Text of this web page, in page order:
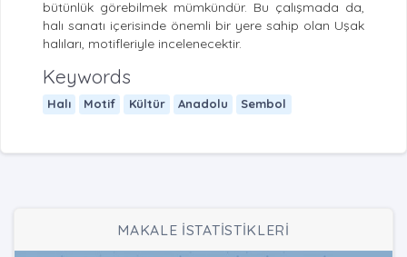
bütünlük görebilmek mümkündür. Bu çalışmada da,
halı sanatı içerisinde önemli bir yere sahip olan Uşak
halıları, motifleriyle incelenecektir.
Keywords
Halı Motif Kültür Anadolu Sembol
MAKALE İSTATİSTİKLERİ